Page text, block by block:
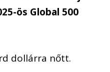
ös Global 500
dollárra nőtt.